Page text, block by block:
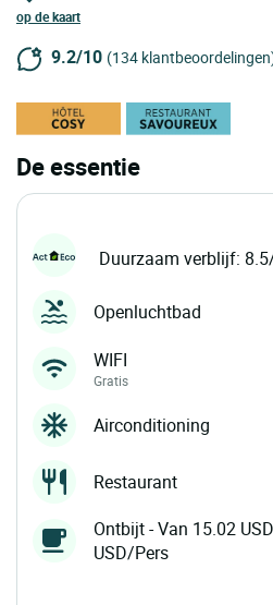
op de kaart
9.2/10 (134
De essentie
Duurzaam verblijf:
Openluchtbad
WIFI
Gratis
Airconditioning
Restaurant
Ontbijt - Van 15.02
USD/Pers